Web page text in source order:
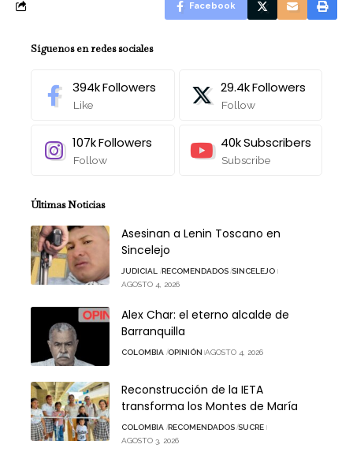
Facebook
Síguenos en redes sociales
394kFollowers
Like
29.4kFollowers
Follow
107kFollowers
Follow
40kSubscribers
Subscribe
Últimas Noticias
Asesinan a Lenin Toscano en
Sincelejo
JUDICIAL RECOMENDADOS SINCELEJO
AGOSTO 4, 2026
Alex Char: el eterno alcalde de
Barranquilla
COLOMBIA OPINIÓN AGOSTO 4, 2026
Reconstrucción de la IETA
transforma los Montes de María
COLOMBIA RECOMENDADOS SUCRE
AGOSTO 3, 2026